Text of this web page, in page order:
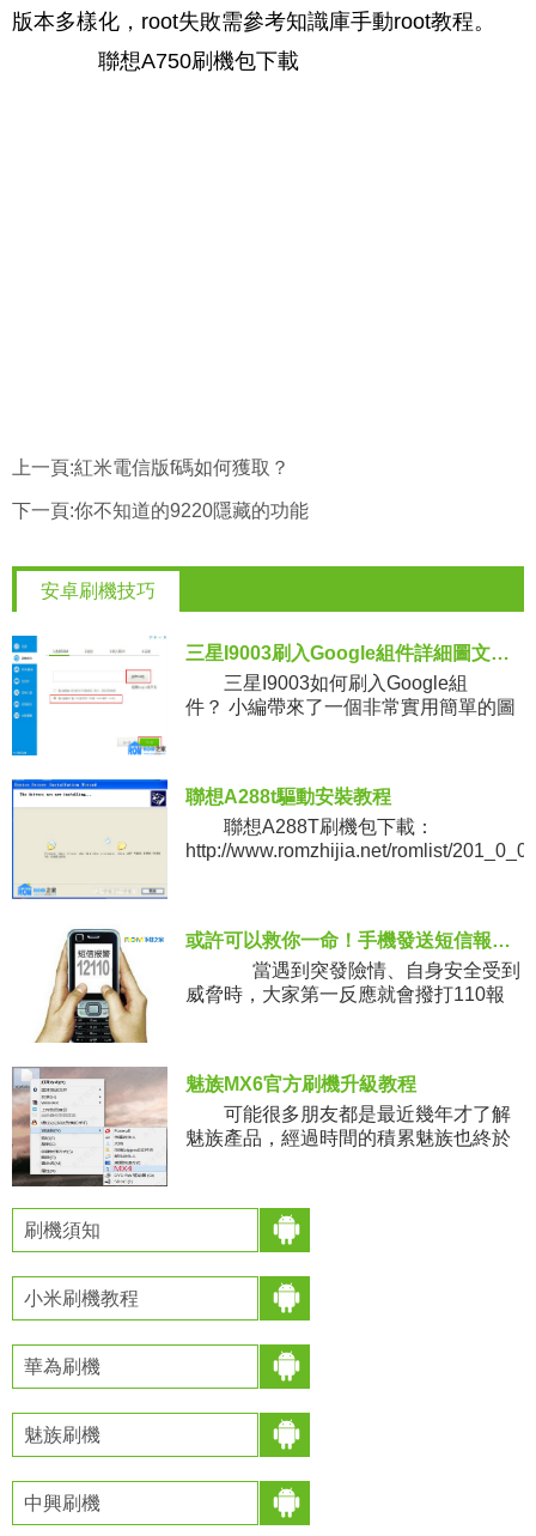
版本多樣化，root失敗需參考知識庫手動root教程。
聯想A750刷機包下載
上一頁:紅米電信版f碼如何獲取？
下一頁:你不知道的9220隱藏的功能
安卓刷機技巧
三星I9003刷入Google組件詳細圖文教程
三星I9003如何刷入Google組
件？ 小編帶來了一個非常實用簡單的圖
聯想A288t驅動安裝教程
聯想A288T刷機包下載：
http://www.romzhijia.net/romlist/
或許可以救你一命！手機發送短信報警技巧
當遇到突發險情、自身安全受到
威脅時，大家第一反應就會撥打110報
魅族MX6官方刷機升級教程
可能很多朋友都是最近幾年才了解
魅族產品，經過時間的積累魅族也終於
接觸的朋友還不了解魅族MX6
刷機須知
小米刷機教程
華為刷機
魅族刷機
中興刷機